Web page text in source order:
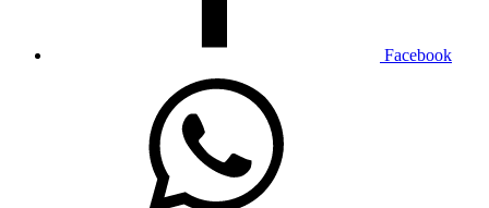
Facebook